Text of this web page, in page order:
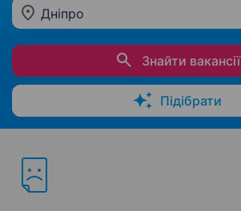
Дніпро
Знайти вакансії
Підібрати